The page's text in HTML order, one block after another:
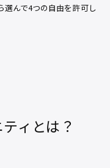
選んで4つの自由を許可し
ィとは？